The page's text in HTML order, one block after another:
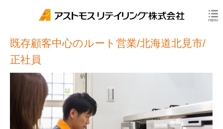
既存顧客中心のルート営業/北海道北見市/
正社員